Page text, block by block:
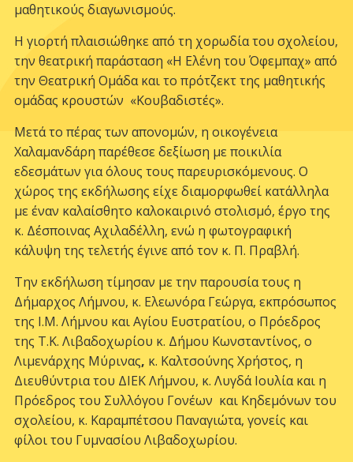
μαθητικούς διαγωνισμούς.
Η γιορτή πλαισιώθηκε από τη χορωδία του σχολείου,
την θεατρική παράσταση «Η Ελένη του Όφεμπαχ» από
την Θεατρική Ομάδα και το πρότζεκτ της μαθητικής
ομάδας κρουστών «Κουβαδιστές».
Μετά το πέρας των απονομών, η οικογένεια
Χαλαμανδάρη παρέθεσε δεξίωση με ποικιλία
εδεσμάτων για όλους τους παρευρισκόμενους. Ο
χώρος της εκδήλωσης είχε διαμορφωθεί κατάλληλα
με έναν καλαίσθητο καλοκαιρινό στολισμό, έργο της
κ. Δέσποινας Αχιλαδέλλη, ενώ η φωτογραφική
κάλυψη της τελετής έγινε από τον κ. Π. Πραβλή.
Την εκδήλωση τίμησαν με την παρουσία τους η
Δήμαρχος Λήμνου, κ. Ελεωνόρα Γεώργα, εκπρόσωπος
της Ι.Μ. Λήμνου και Αγίου Ευστρατίου, ο Πρόεδρος
της Τ.Κ. Λιβαδοχωρίου κ. Δήμου Κωνσταντίνος, ο
Λιμενάρχης Μύρινας, κ. Καλτσούνης Χρήστος, η
Διευθύντρια του ΔΙΕΚ Λήμνου, κ. Λυγδά Ιουλία και η
Πρόεδρος του Συλλόγου Γονέων και Κηδεμόνων του
σχολείου, κ. Καραμπέτσου Παναγιώτα, γονείς και
φίλοι του Γυμνασίου Λιβαδοχωρίου.